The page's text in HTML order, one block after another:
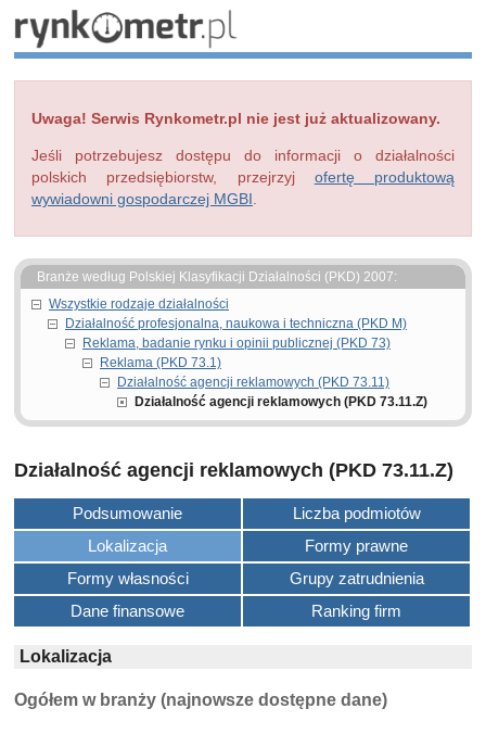
Uwaga! Serwis Rynkometr.pl nie jest już aktualizowany.
Jeśli potrzebujesz dostępu do informacji o działalności
polskich przedsiębiorstw, przejrzyj ofertę produktową
wywiadowni gospodarczej MGBI
Branże według Polskiej Klasyfikacji Działalności (PKD) 2007:
Wszystkie rodzaje działalności
Działalność profesjonalna, naukowa i techniczna (PKD M)
Reklama, badanie rynku i opinii publicznej (PKD 73)
Reklama (PKD 73.1)
Działalność agencji reklamowych (PKD 73.11)
Działalność agencji reklamowych (PKD 73.11.Z)
Działalność agencji reklamowych (PKD 73.11.Z)
Podsumowanie
Liczba podmiotów
Lokalizacja
Formy prawne
Formy własności
Grupy zatrudnienia
Dane finansowe
Ranking firm
Lokalizacja
Ogółem w branży (najnowsze dostępne dane)